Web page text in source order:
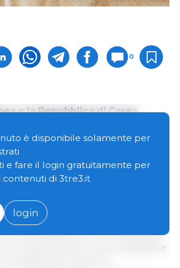
0
e la Repubblica di Corea
il quale entrambe le parti
di rafforzare il partenariato
nuove iniziative di
commerciale,
risultati dell'incontro è stato il
Partenariato per la Competitività,
la cooperazione in aree strategiche
investimenti, catene di
è disponibile solamente per
e fare il login gratuitamente per
di 3tre3.it
login